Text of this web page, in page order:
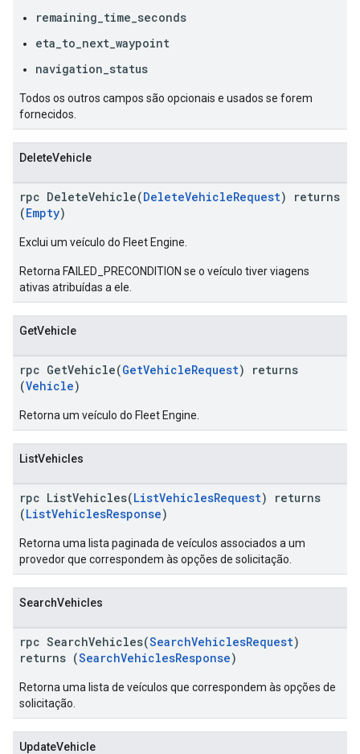
remaining_time_seconds
eta_to_next_waypoint
navigation_status
Todos os outros campos são opcionais e usados se forem
fornecidos.
DeleteVehicle
rpc DeleteVehicle(DeleteVehicleRequest) returns
(Empty)
Exclui um veículo do Fleet Engine.
Retorna FAILED_PRECONDITION se o veículo tiver viagens
ativas atribuídas a ele.
GetVehicle
rpc GetVehicle(GetVehicleRequest) returns
(Vehicle)
Retorna um veículo do Fleet Engine.
ListVehicles
rpc ListVehicles(ListVehiclesRequest) returns
(ListVehiclesResponse)
Retorna uma lista paginada de veículos associados a um
provedor que correspondem às opções de solicitação.
SearchVehicles
rpc SearchVehicles(SearchVehiclesRequest)
returns (SearchVehiclesResponse)
Retorna uma lista de veículos que correspondem às opções de
solicitação.
UpdateVehicle